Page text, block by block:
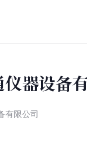
器设备
有限公司